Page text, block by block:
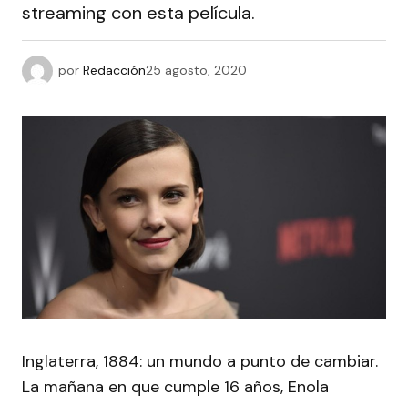
streaming con esta película.
por Redacción25 agosto, 2020
Inglaterra, 1884: un mundo a punto de cambiar.
La mañana en que cumple 16 años, Enola